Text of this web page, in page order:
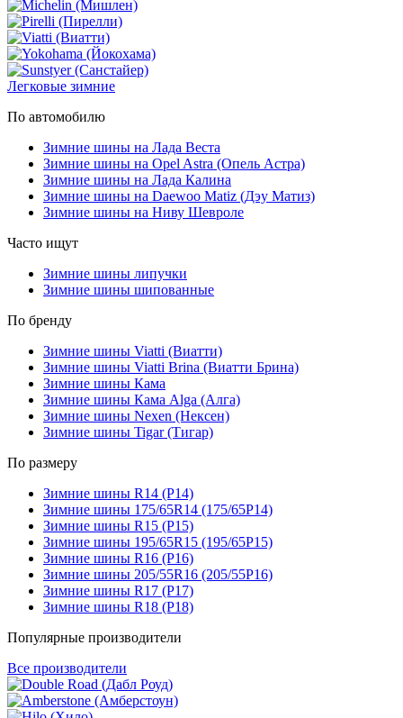
Легковые зимние
По автомобилю
Зимние шины на Лада Веста
Зимние шины на Opel Astra (Опель Астра)
Зимние шины на Лада Калина
Зимние шины на Daewoo Matiz (Дэу Матиз)
Зимние шины на Ниву Шевроле
Часто ищут
Зимние шины липучки
Зимние шины шипованные
По бренду
Зимние шины Viatti (Виатти)
Зимние шины Viatti Brina (Виатти Брина)
Зимние шины Кама
Зимние шины Кама Alga (Алга)
Зимние шины Nexen (Нексен)
Зимние шины Tigar (Тигар)
По размеру
Зимние шины R14 (Р14)
Зимние шины 175/65R14 (175/65Р14)
Зимние шины R15 (Р15)
Зимние шины 195/65R15 (195/65Р15)
Зимние шины R16 (Р16)
Зимние шины 205/55R16 (205/55Р16)
Зимние шины R17 (Р17)
Зимние шины R18 (Р18)
Популярные производители
Все производители